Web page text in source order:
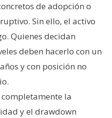
de adopción o
Sin ello, el activo
Quienes decidan
deben hacerlo con un
y con posición no
la
y el drawdown